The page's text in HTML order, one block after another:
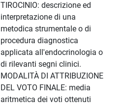
TIROCINIO: descrizione ed
interpretazione di una
metodica strumentale o di
procedura diagnostica
applicata all'endocrinologia o
di rilevanti segni clinici.
MODALITÀ DI ATTRIBUZIONE
DEL VOTO FINALE: media
aritmetica dei voti ottenuti